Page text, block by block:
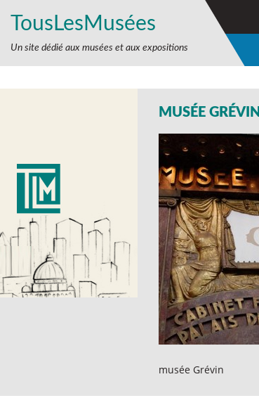
TousLesMusées
Un site dédié aux musées et aux expositions
MUSÉE GRÉVIN
musée Grévin